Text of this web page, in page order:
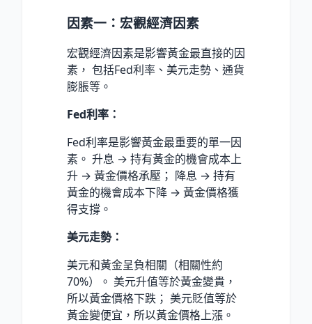
因素一：宏觀經濟因素
宏觀經濟因素是影響黃金最直接的因
素， 包括Fed利率、美元走勢、通貨
膨脹等。
Fed利率：
Fed利率是影響黃金最重要的單一因
素。 升息 → 持有黃金的機會成本上
升 → 黃金價格承壓； 降息 → 持有
黃金的機會成本下降 → 黃金價格獲
得支撐。
美元走勢：
美元和黃金呈負相關（相關性約
70%）。 美元升值等於黃金變貴，
所以黃金價格下跌； 美元貶值等於
黃金變便宜，所以黃金價格上漲。